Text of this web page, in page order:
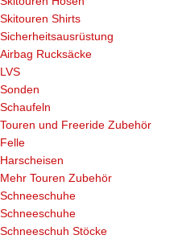
Skitouren Shirts
Sicherheitsausrüstung
Airbag Rucksäcke
LVS
Sonden
Schaufeln
Touren und Freeride Zubehör
Felle
Harscheisen
Mehr Touren Zubehör
Schneeschuhe
Schneeschuhe
Schneeschuh Stöcke